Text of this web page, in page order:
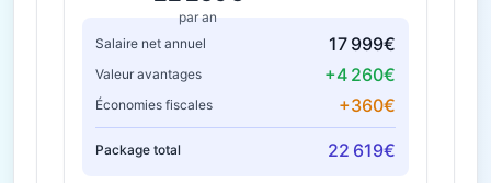
par an
Salaire net annuel
17 999€
Valeur avantages +4 260€
Économies fiscales +360€
Package total 22 619€